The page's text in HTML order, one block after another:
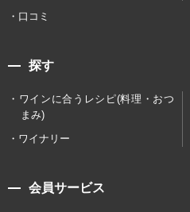
口コミ
探す
ワインに合うレシピ(料理・おつ
まみ)
ワイナリー
会員サービス